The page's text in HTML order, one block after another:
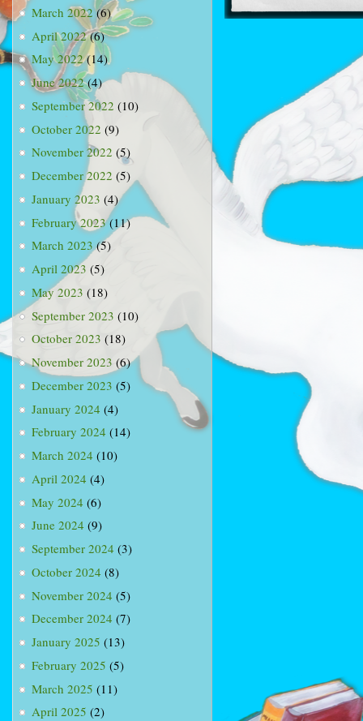
March 2022(6)
April 2022(6)
May 2022(14)
June 2022(4)
September 2022 (10)
October 2022 (9)
November 2022 (5)
December 2022 (5)
January 2023 (4)
February 2023(11)
March 2023(5)
April 2023 (5)
May 2023 (18)
September 2023 (10)
October 2023 (18)
November 2023 (6)
December 2023 (5)
January 2024 (4)
February 2024 (14)
March 2024 (10)
April 2024 (4)
May 2024 (6)
June 2024 (9)
September 2024 (3)
October 2024 (8)
November 2024 (5)
December 2024 (7)
January 2025 (13)
February 2025 (5)
March 2025 (11)
April 2025 (2)